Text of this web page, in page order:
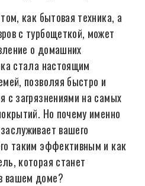
как бытовая техника, а
с турбощеткой, может
о домашних
стала настоящим
позволяя быстро и
с загрязнениями на самых
Но почему именно
вашего
таким эффективным и как
которая станет
вашем доме?